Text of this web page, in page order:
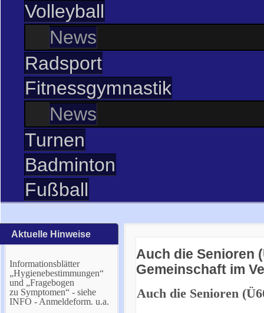
Volleyball
News
Radsport
Fitnessgymnastik
News
Turnen
Badminton
Fußball
Aktuelle Hinweise
Informationsblätter
„Hygienebestimmungen“
und „Fragebogen
zu Symptomen“ - siehe
INFO - Anmeldeform. u.a.
Auch die Senioren
Gemeinschaft im
Auch die Senioren